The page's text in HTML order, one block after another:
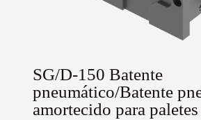
SG/D-150 Batente
pneumático/Batente
amortecido para paletes